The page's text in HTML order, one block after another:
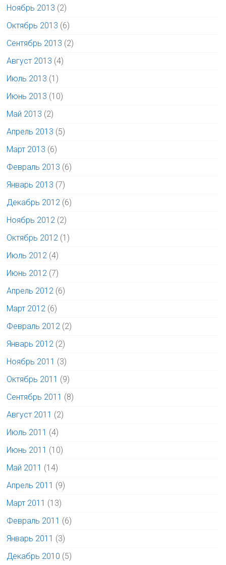
Ноябрь 2013 (2)
Октябрь 2013 (6)
Сентябрь 2013 (2)
Август 2013 (4)
Июль 2013 (1)
Июнь 2013 (10)
Май 2013 (2)
Апрель 2013 (5)
Март 2013 (6)
Февраль 2013 (6)
Январь 2013 (7)
Декабрь 2012 (6)
Ноябрь 2012 (2)
Октябрь 2012 (1)
Июль 2012 (4)
Июнь 2012 (7)
Апрель 2012 (6)
Март 2012 (6)
Февраль 2012 (2)
Январь 2012 (2)
Ноябрь 2011 (3)
Октябрь 2011 (9)
Сентябрь 2011 (8)
Август 2011 (2)
Июль 2011 (4)
Июнь 2011 (10)
Май 2011 (14)
Апрель 2011 (9)
Март 2011 (13)
Февраль 2011 (6)
Январь 2011 (3)
Декабрь 2010 (5)